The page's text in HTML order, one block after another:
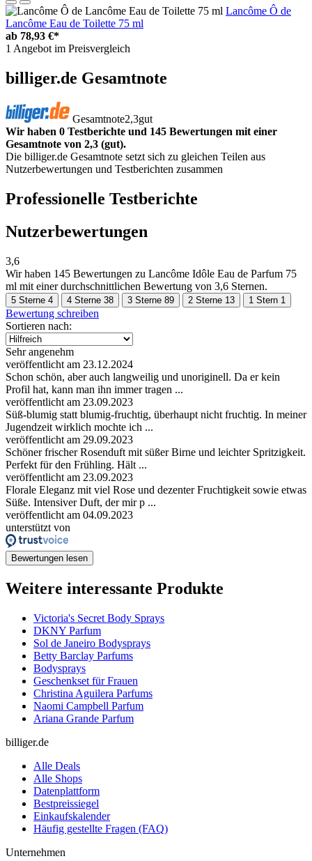
Lancôme Ô de
Lancôme Eau de Toilette 75 ml
ab 78,93 €*
1 Angebot im Preisvergleich
billiger.de Gesamtnote
Gesamtnote2,3gut
Wir haben 0 Testberichte und 145 Bewertungen mit einer
Gesamtnote von 2,3 (gut).
Die billiger.de Gesamtnote setzt sich zu gleichen Teilen aus
Nutzerbewertungen und Testberichten zusammen
Professionelle Testberichte
Nutzerbewertungen
3,6
Wir haben 145 Bewertungen zu Lancôme Idôle Eau de Parfum 75
ml mit einer durchschnittlichen Bewertung von 3,6 Sternen.
5 Sterne 4 4 Sterne 38 3 Sterne 89 2 Sterne 13 1 Stern 1
Bewertung schreiben
Sortieren nach:
Sehr angenehm
veröffentlicht am 23.12.2024
Schon schön, aber auch langweilig und unoriginell. Da er kein
Profil hat, kann man ihn immer tragen ...
veröffentlicht am 23.09.2023
Süß-blumig statt blumig-fruchtig, überhaupt nicht fruchtig. In meiner
Jugendzeit wirklich mochte ich ...
veröffentlicht am 29.09.2023
Schöner frischer Rosenduft mit süßer Birne und leichter Spritzigkeit.
Perfekt für den Frühling. Hält ...
veröffentlicht am 23.09.2023
Florale Eleganz mit viel Rose und dezenter Fruchtigkeit sowie etwas
Süße. Intensiver Duft, der mir p ...
veröffentlicht am 04.09.2023
unterstützt von
Bewertungen lesen
Weitere interessante Produkte
Victoria's Secret Body Sprays
DKNY Parfum
Sol de Janeiro Bodysprays
Betty Barclay Parfums
Bodysprays
Geschenkset für Frauen
Christina Aguilera Parfums
Naomi Campbell Parfum
Ariana Grande Parfum
billiger.de
Alle Deals
Alle Shops
Datenplattform
Bestpreissiegel
Einkaufskalender
Häufig gestellte Fragen (FAQ)
Unternehmen